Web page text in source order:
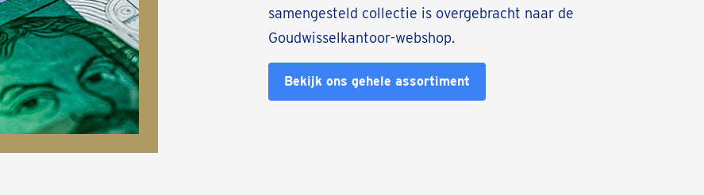
samengesteld collectie is overgebracht naar de
Goudwisselkantoor-webshop.
Bekijk ons gehele assortiment